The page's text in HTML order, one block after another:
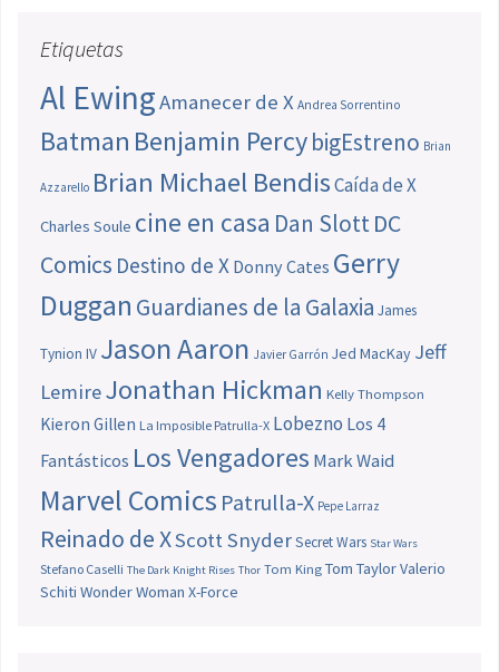
Etiquetas
Al EwingAmanecer de X Andrea Sorrentino
Batman Benjamin PercybigEstreno Brian
Azzarello Brian Michael BendisCaída de X
Charles Soule cine en casa Dan SlottDC
Comics Destino de X Donny Cates Gerry
Duggan Guardianes de la Galaxia James
Tynion IV Jason Aaron Javier Garrón Jed MacKay Jeff
LemireJonathan Hickman Kelly Thompson
Kieron Gillen La Imposible Patrulla-X Lobezno Los 4
Fantásticos Los Vengadores Mark Waid
Marvel Comics Patrulla-X Pepe Larraz
Reinado de XScott SnyderSecret Wars Star Wars
Stefano Caselli The Dark Knight Rises Thor Tom King Tom TaylorValerio
Schiti Wonder Woman X-Force